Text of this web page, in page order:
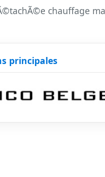
chauffage
principales